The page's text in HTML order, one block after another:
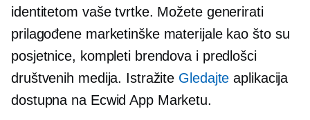
identitetom vaše tvrtke. Možete generirati
prilagođene marketinške materijale kao što su
posjetnice, kompleti brendova i predlošci
društvenih medija. Istražite Gledajte aplikacija
dostupna na Ecwid App Marketu.